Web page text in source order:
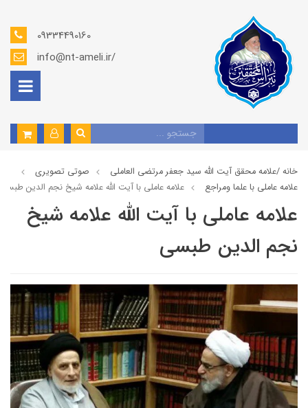
09334490160
info@nt-ameli.ir/
خانه /علامه محقق آیت الله سید جعفر مرتضی العاملی
صوتي تصويري
علامه عاملي با علما ومراجع
علامه عاملي با آیت الله علامه شيخ نجم الدين طبسي
علامه عاملي با آیت الله علامه شيخ
نجم الدين طبسي